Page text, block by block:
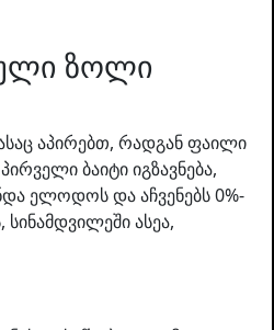
ზოლი
აპირებთ, რადგან ფაილი
ბაიტი იგზავნება,
ელოდოს და აჩვენებს 0%-
ასეა,